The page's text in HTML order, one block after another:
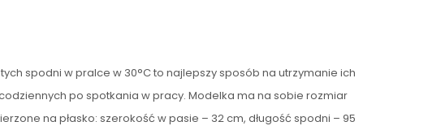
spodni w pralce w 30°C to najlepszy sposób na utrzymanie ich
po spotkania w pracy. Modelka ma na sobie rozmiar
na płasko: szerokość w pasie – 32 cm, długość spodni – 95